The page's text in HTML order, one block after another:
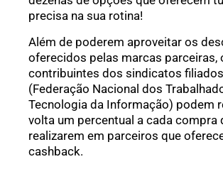
precisa na sua rotina!
Além de poderem aproveitar os
oferecidos pelas marcas parceiras,
contribuintes dos sindicatos
(Federação Nacional dos
Tecnologia da Informação) podem
volta um percentual a cada compra
realizarem em parceiros que
cashback.